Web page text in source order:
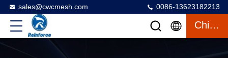
sales@cwcmesh.com 0086-13623182213
Chiacchierata